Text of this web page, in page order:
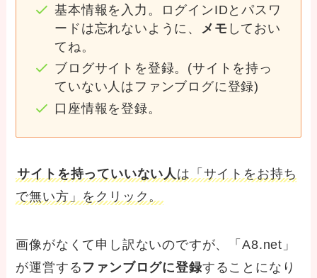
基本情報を入力。ログインIDとパスワ
ードは忘れないように、
メモ しておい
てね。
ブログサイトを登録。(サイトを持っ
ていない人はファンブログに登録)
口座情報を登録。
サイトを持っていいない人は「サイトをお持ち
で無い方」をクリック。
画像がなくて申し訳ないのですが、「A8.net」
が運営する ファンブログに登録することになり